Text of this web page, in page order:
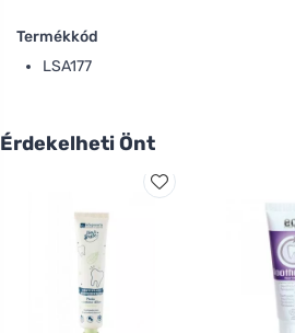
Termékkód
LSA177
Érdekelheti Önt